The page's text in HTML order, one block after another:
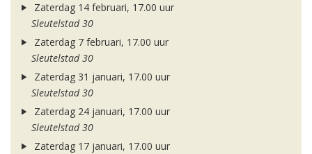
Zaterdag 14 februari, 17.00 uur
Sleutelstad 30
Zaterdag 7 februari, 17.00 uur
Sleutelstad 30
Zaterdag 31 januari, 17.00 uur
Sleutelstad 30
Zaterdag 24 januari, 17.00 uur
Sleutelstad 30
Zaterdag 17 januari, 17.00 uur